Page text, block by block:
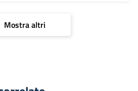
Mostra altri